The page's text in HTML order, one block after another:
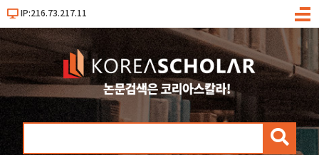
IP:216.73.217.11
메
검